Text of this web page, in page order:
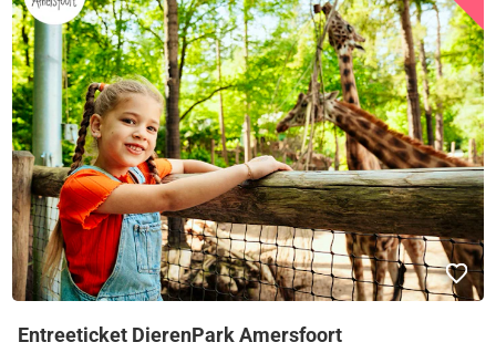
Entreeticket DierenPark Amersfoort